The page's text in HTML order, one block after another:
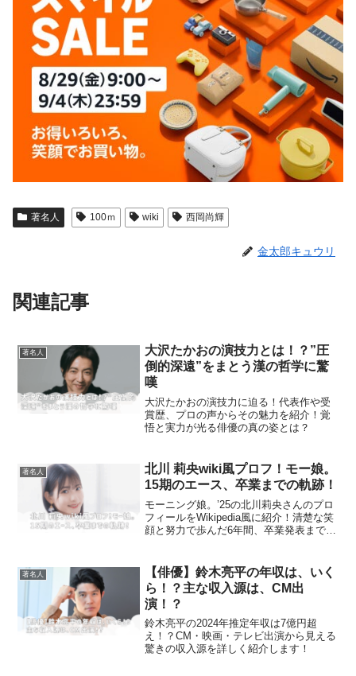
著名人 100ｍ wiki 西岡尚輝
金太郎キュウリ
関連記事
著名人
大沢たかおの演技力とは！？”圧
倒的深遠”をまとう漢の哲学に驚
嘆
大沢たかおの演技力に迫る！代表作や受
賞歴、プロの声からその魅力を紹介！覚
悟と実力が光る俳優の真の姿とは？
著名人
北川 莉央wiki風プロフ！モー娘。
15期のエース、卒業までの軌跡！
モーニング娘。’25の北川莉央さんのプロ
フィールをWikipedia風に紹介！清楚な笑
顔と努力で歩んだ6年間、卒業発表までの
著名人
【俳優】鈴木亮平の年収は、いく
ら！？主な収入源は、CM出
演！？
鈴木亮平の2024年推定年収は7億円超
え！？CM・映画・テレビ出演から見える
驚きの収入源を詳しく紹介します！